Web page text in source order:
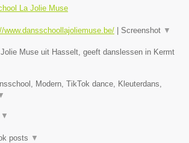
La Jolie Muse
www.dansschoollajoliemuse.be/ Screenshot ▼
Muse uit Hasselt, geeft danslessen in Kermt
Modern, TikTok dance, Kleuterdans,
▼
posts ▼